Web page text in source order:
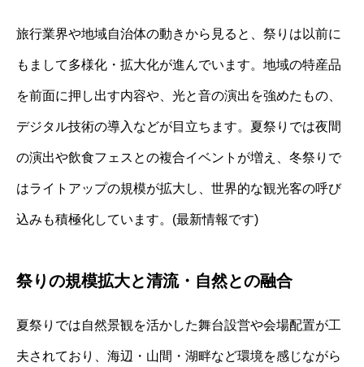
旅行業界や地域自治体の動きから見ると、祭りは以前に
もまして多様化・拡大化が進んでいます。地域の特産品
を前面に押し出す内容や、光と音の演出を強めたもの、
デジタル技術の導入などが目立ちます。夏祭りでは夜間
の演出や飲食フェスとの複合イベントが増え、冬祭りで
はライトアップの規模が拡大し、世界的な観光客の呼び
込みも積極化しています。(最新情報です)
祭りの規模拡大と清流・自然との融合
夏祭りでは自然景観を活かした舞台設営や会場配置が工
夫されており、海辺・山間・湖畔など環境を感じながら